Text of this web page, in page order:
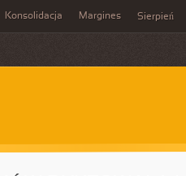
Konsolidacja Margines Sierpień